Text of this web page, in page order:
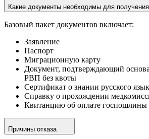
Какие документы необходимы для
Базовый пакет документов включает:
Заявление
Паспорт
Миграционную карту
Документ, подтверждающий
РВП без квоты
Сертификат о знании русского
Справку о прохождении
Квитанцию об оплате госпошлины
Причины отказа